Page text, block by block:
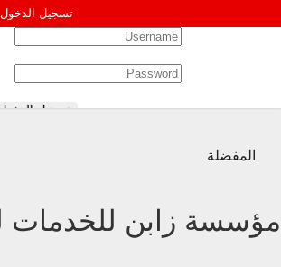
تسجيل الدخول
تسجيل الدخول
المفضلة